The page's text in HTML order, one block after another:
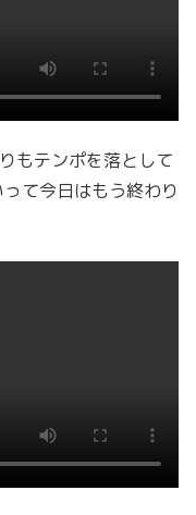
もテンポを落として
て今日はもう終わり